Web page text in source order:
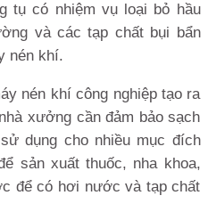
tụ có nhiệm vụ loại bỏ hầu
và các tạp chất bụi bẩn
nén khí.
nén khí công nghiệp tạo ra
xưởng cần đảm bảo sạch
dụng cho nhiều mục đích
sản xuất thuốc, nha khoa,
để có hơi nước và tạp chất